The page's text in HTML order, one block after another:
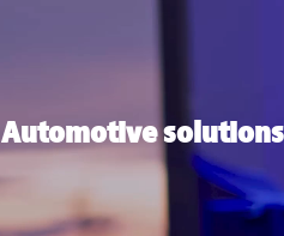
Automotive solutions